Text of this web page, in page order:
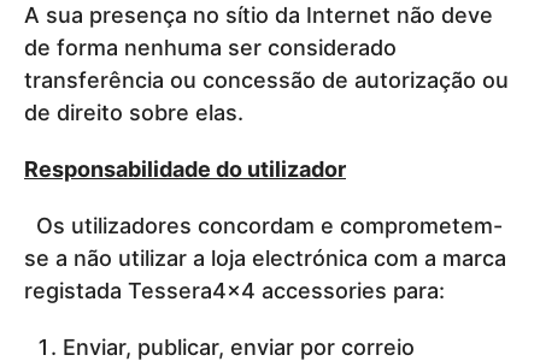
A sua presença no sítio da Internet não deve
de forma nenhuma ser considerado
transferência ou concessão de autorização ou
de direito sobre elas.
Responsabilidade do utilizador
Os utilizadores concordam e comprometem-
se a não utilizar a loja electrónica com a marca
registada Tessera4x4 accessories para:
Enviar, publicar, enviar por correio